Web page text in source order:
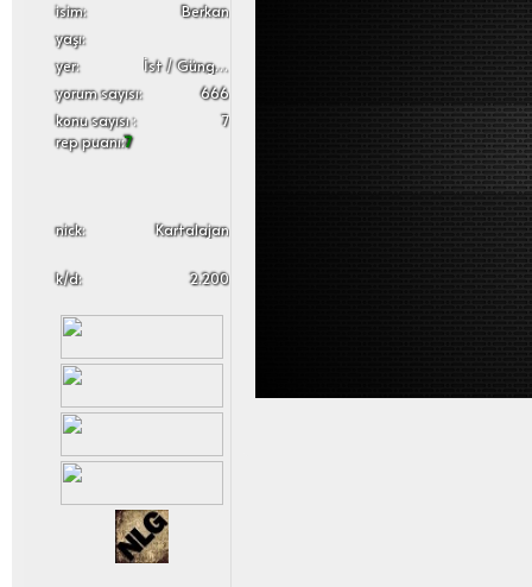
i̇sim:
Berkan
yaşı:
yer:
İst / Güngören
yorum sayısı:
666
konu sayısı :
7
rep puanı:7
nick: Kartalajan
k/d: 2.200